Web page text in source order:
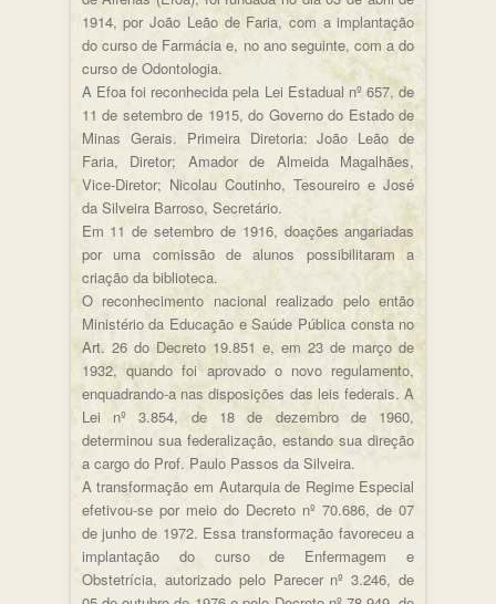
1914, por João Leão de Faria, com a implantação
do curso de Farmácia e, no ano seguinte, com a do
curso de Odontologia.
A Efoa foi reconhecida pela Lei Estadual nº 657, de
11 de setembro de 1915, do Governo do Estado de
Minas Gerais. Primeira Diretoria: João Leão de
Faria, Diretor; Amador de Almeida Magalhães,
Vice-Diretor; Nicolau Coutinho, Tesoureiro e José
da Silveira Barroso, Secretário.
Em 11 de setembro de 1916, doações angariadas
por uma comissão de alunos possibilitaram a
criação da biblioteca.
O reconhecimento nacional realizado pelo então
Ministério da Educação e Saúde Pública consta no
Art. 26 do Decreto 19.851 e, em 23 de março de
1932, quando foi aprovado o novo regulamento,
enquadrando-a nas disposições das leis federais. A
Lei nº 3.854, de 18 de dezembro de 1960,
determinou sua federalização, estando sua direção
a cargo do Prof. Paulo Passos da Silveira.
A transformação em Autarquia de Regime Especial
efetivou-se por meio do Decreto nº 70.686, de 07
de junho de 1972. Essa transformação favoreceu a
implantação do curso de Enfermagem e
Obstetrícia, autorizado pelo Parecer nº 3.246, de